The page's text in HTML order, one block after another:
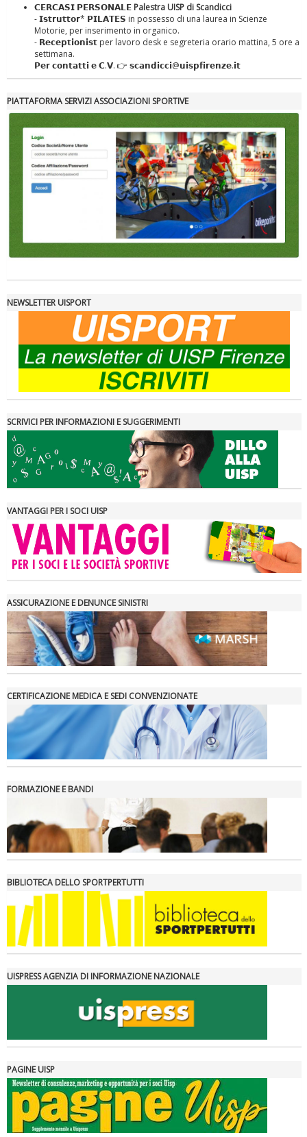
Tiziano Pesce nel Cda di Fondazione Terzjus: prima riunione a
𝗖𝗘𝗥𝗖𝗔𝗦𝗜 𝗣𝗘𝗥𝗦𝗢𝗡𝗔𝗟𝗘 Palestra UISP di Scandicci
- 𝗜𝘀𝘁𝗿𝘂𝘁𝘁𝗼𝗿* 𝗣𝗜𝗟𝗔𝗧𝗘𝗦 in possesso di una laurea in Scienze
Motorie, per inserimento in organico.
- 𝗥𝗲𝗰𝗲𝗽𝘁𝗶𝗼𝗻𝗶𝘀𝘁 per lavoro desk e segreteria orario mattina, 5 ore a
settimana.
𝗣𝗲𝗿 𝗰𝗼𝗻𝘁𝗮𝘁𝘁𝗶 𝗲 𝗖.𝗩. 👉 𝘀𝗰𝗮𝗻𝗱𝗶𝗰𝗰𝗶@𝘂𝗶𝘀𝗽𝗳𝗶𝗿𝗲𝗻𝘇𝗲.𝗶𝘁
PIATTAFORMA SERVIZI ASSOCIAZIONI SPORTIVE
NEWSLETTER UISPORT
SCRIVICI PER INFORMAZIONI E SUGGERIMENTI
VANTAGGI PER I SOCI UISP
ASSICURAZIONE E DENUNCE SINISTRI
CERTIFICAZIONE MEDICA E SEDI CONVENZIONATE
FORMAZIONE E BANDI
BIBLIOTECA DELLO SPORTPERTUTTI
UISPRESS AGENZIA DI INFORMAZIONE NAZIONALE
PAGINE UISP